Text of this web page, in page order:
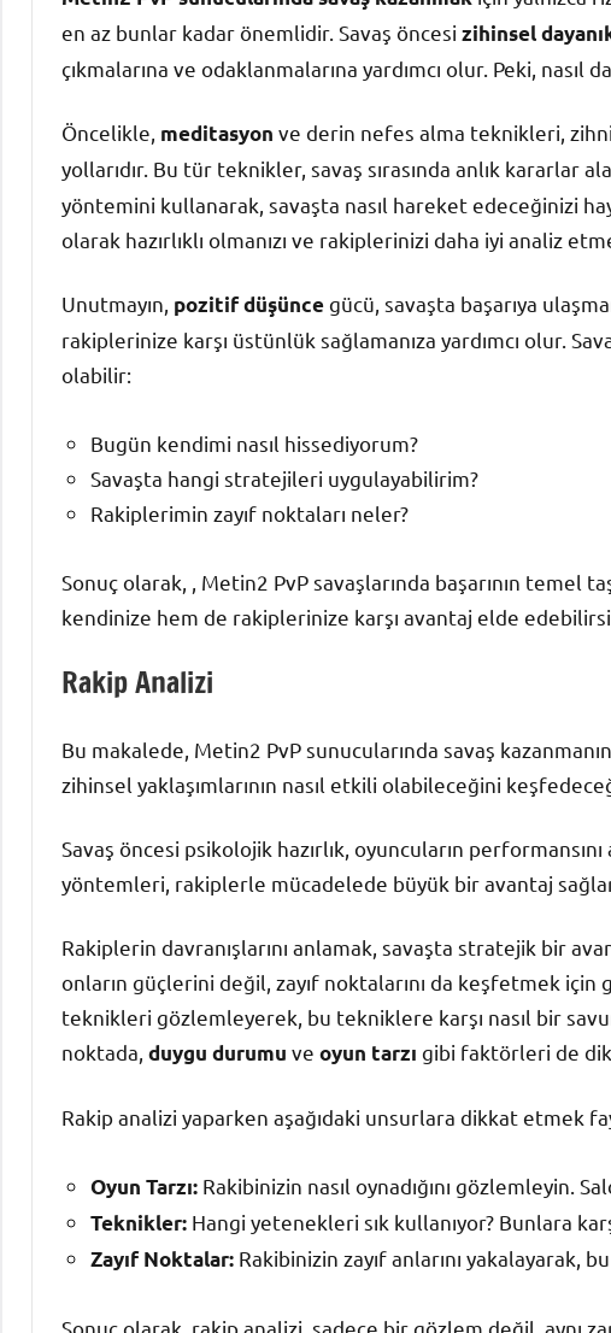
en az bunlar kadar önemlidir. Savaş öncesi zihinsel
çıkmalarına ve odaklanmalarına yardımcı olur. Peki, nasıl
Öncelikle, meditasyon ve derin nefes alma teknikleri,
yollarıdır. Bu tür teknikler, savaş sırasında anlık kararlar
yöntemini kullanarak, savaşta nasıl hareket edeceğinizi
olarak hazırlıklı olmanızı ve rakiplerinizi daha iyi analiz
Unutmayın, pozitif düşüncegücü, savaşta başarıya
rakiplerinize karşı üstünlük sağlamanıza yardımcı olur.
olabilir:
Bugün kendimi nasıl hissediyorum?
Savaşta hangi stratejileri uygulayabilirim?
Rakiplerimin zayıf noktaları neler?
Sonuç olarak, , Metin2 PvP savaşlarında başarının temel
kendinize hem de rakiplerinize karşı avantaj elde
Rakip Analizi
Bu makalede, Metin2 PvP sunucularında savaş
zihinsel yaklaşımlarının nasıl etkili olabileceğini
Savaş öncesi psikolojik hazırlık, oyuncuların
yöntemleri, rakiplerle mücadelede büyük bir avantaj
Rakiplerin davranışlarını anlamak, savaşta stratejik bir
onların güçlerini değil, zayıf noktalarını da keşfetmek için
teknikleri gözlemleyerek, bu tekniklere karşı nasıl bir
noktada, duygu durumu ve oyun tarzı gibi faktörleri de
Rakip analizi yaparken aşağıdaki unsurlara dikkat etmek
Oyun Tarzı: Rakibinizin nasıl oynadığını gözlemleyin.
Teknikler: Hangi yetenekleri sık kullanıyor? Bunlara
Zayıf Noktalar: Rakibinizin zayıf anlarını yakalayarak,
Sonuç olarak, rakip analizi, sadece bir gözlem değil, aynı